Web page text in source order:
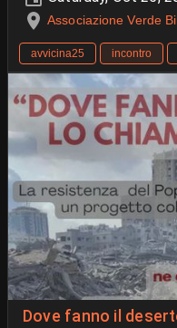
Associazione Verde
avvicina25 incontro
Dove fanno il